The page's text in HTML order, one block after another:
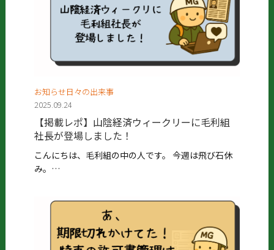
お知らせ日々の出来事
2025.09.24
【掲載レポ】山陰経済ウィークリーに毛利組
社長が登場しました！
こんにちは、毛利組の中の人です。 今週は飛び石休
み。…